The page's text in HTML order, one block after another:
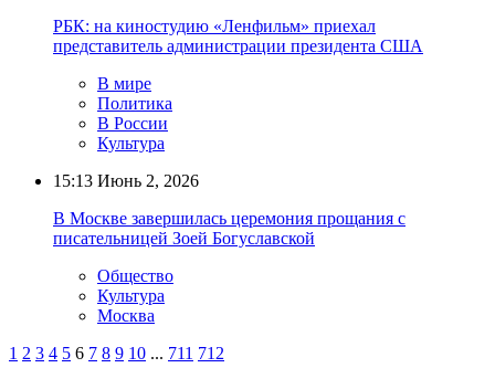
РБК: на киностудию «Ленфильм» приехал
представитель администрации президента США
В мире
Политика
В России
Культура
15:13 Июнь 2, 2026
В Москве завершилась церемония прощания с
писательницей Зоей Богуславской
Общество
Культура
Москва
1 2 3 4 5 6 7 8 9 10 ... 711 712